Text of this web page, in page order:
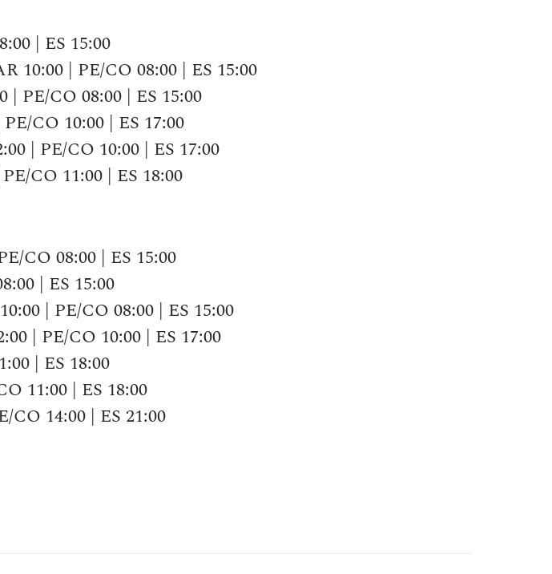
| ES 15:00
10:00 | PE/CO 08:00 | ES 15:00
PE/CO 08:00 | ES 15:00
CO 10:00 | ES 17:00
| PE/CO 10:00 | ES 17:00
CO 11:00 | ES 18:00
CO 08:00 | ES 15:00
| ES 15:00
| PE/CO 08:00 | ES 15:00
| PE/CO 10:00 | ES 17:00
| ES 18:00
11:00 | ES 18:00
14:00 | ES 21:00